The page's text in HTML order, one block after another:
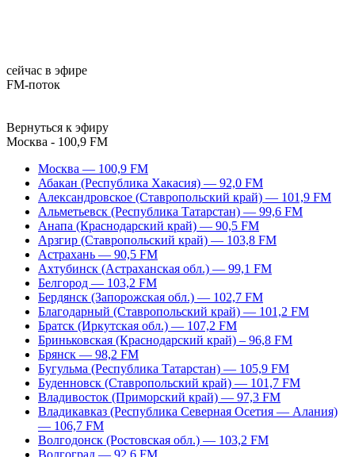
сейчас в эфире
FM-поток
Вернуться к эфиру
Москва - 100,9 FM
Москва — 100,9 FM
Абакан (Республика Хакасия) — 92,0 FM
Александровское (Ставропольский край) — 101,9 FM
Альметьевск (Республика Татарстан) — 99,6 FM
Анапа (Краснодарский край) — 90,5 FM
Арзгир (Ставропольский край) — 103,8 FM
Астрахань — 90,5 FM
Ахтубинск (Астраханская обл.) — 99,1 FM
Белгород — 103,2 FM
Бердянск (Запорожская обл.) — 102,7 FM
Благодарный (Ставропольский край) — 101,2 FM
Братск (Иркутская обл.) — 107,2 FM
Бриньковская (Краснодарский край) – 96,8 FM
Брянск — 98,2 FM
Бугульма (Республика Татарстан) — 105,9 FM
Буденновск (Ставропольский край) — 101,7 FM
Владивосток (Приморский край) — 97,3 FM
Владикавказ (Республика Северная Осетия — Алания)
— 106,7 FM
Волгодонск (Ростовская обл.) — 103,2 FM
Волгоград — 92,6 FM